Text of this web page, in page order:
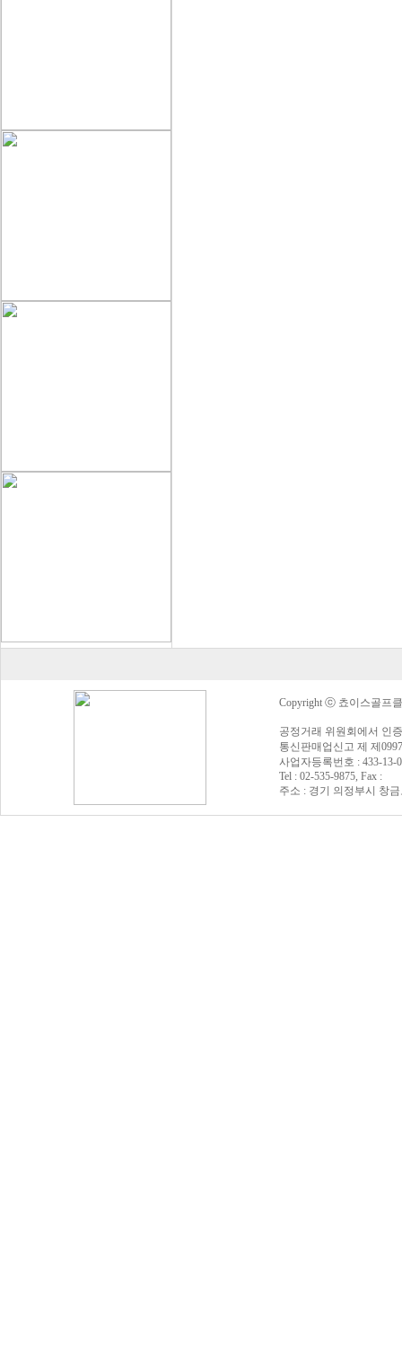
Copyright ⓒ 쵸이스골프클
공정거래 위원회에서 인
통신판매업신고 제 제
사업자등록번호 : 433-
Tel : 02-535-9875, Fax :
주소 : 경기 의정부시 창